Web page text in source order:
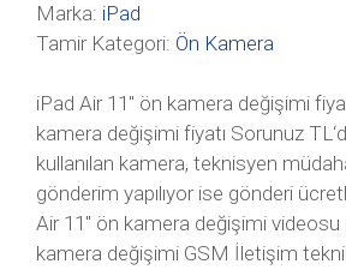
Marka: iPad
Tamir Kategori: Ön Kamera
iPad Air 11″ ön kamera değişimi
kamera değişimi fiyatı Sorunuz
kullanılan kamera, teknisyen
gönderim yapılıyor ise gönderi
Air 11″ ön kamera değişimi videosu
kamera değişimi GSM İletişim